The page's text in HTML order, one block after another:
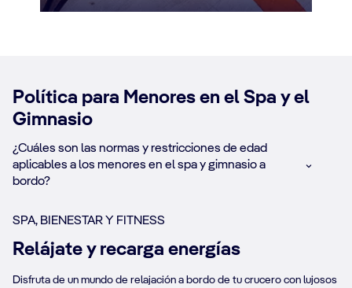
Política para Menores en el Spa y el
Gimnasio
¿Cuáles son las normas y restricciones de edad
aplicables a los menores en el spa y gimnasio a
bordo?
SPA, BIENESTAR Y FITNESS
Relájate y recarga energías
Disfruta de un mundo de relajación a bordo de tu crucero con lujosos